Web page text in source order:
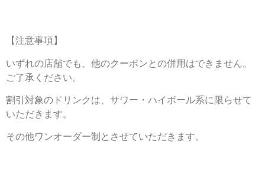
【注意事項】
いずれの店舗でも、他のクーポンとの併用はできません。
ご了承ください。
割引対象のドリンクは、サワー・ハイボール系に限らせて
いただきます。
その他ワンオーダー制とさせていただきます。